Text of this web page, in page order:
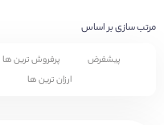
مرتب سازی بر اساس
پیشفرض پرفروش ترین ها
ارزان ترین ها